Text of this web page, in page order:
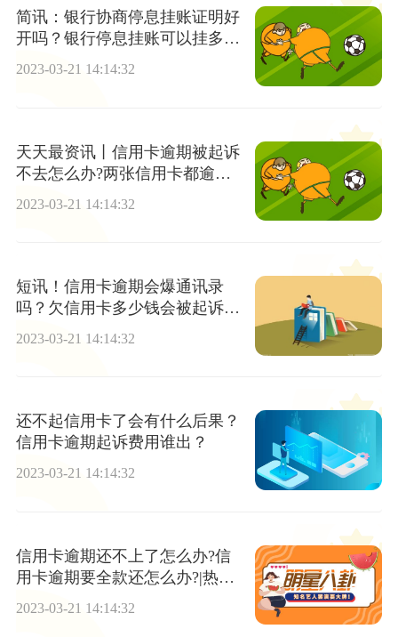
简讯：银行协商停息挂账证明好
开吗？银行停息挂账可以挂多
久？
2023-03-21 14:14:32
天天最资讯丨信用卡逾期被起诉
不去怎么办?两张信用卡都逾期
2023-03-21 14:14:32
短讯！信用卡逾期会爆通讯录
吗？欠信用卡多少钱会被起诉坐
2023-03-21 14:14:32
还不起信用卡了会有什么后果？
信用卡逾期起诉费用谁出？
2023-03-21 14:14:32
信用卡逾期还不上了怎么办?信
用卡逾期要全款还怎么办?|热推
2023-03-21 14:14:32